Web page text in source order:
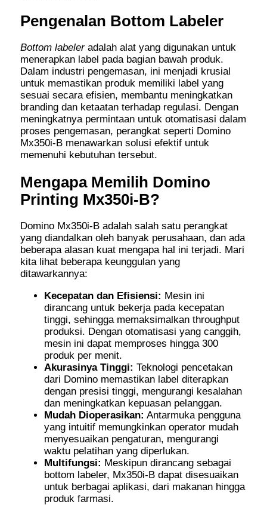
Pengenalan Bottom Labeler
Bottom labeleradalah alat yang digunakan untuk
menerapkan label pada bagian bawah produk.
Dalam industri pengemasan, ini menjadi krusial
untuk memastikan produk memiliki label yang
sesuai secara efisien, membantu meningkatkan
branding dan ketaatan terhadap regulasi. Dengan
meningkatnya permintaan untuk otomatisasi dalam
proses pengemasan, perangkat seperti Domino
Mx350i-B menawarkan solusi efektif untuk
memenuhi kebutuhan tersebut.
Mengapa Memilih Domino
Printing Mx350i-B?
Domino Mx350i-B adalah salah satu perangkat
yang diandalkan oleh banyak perusahaan, dan ada
beberapa alasan kuat mengapa hal ini terjadi. Mari
kita lihat beberapa keunggulan yang
ditawarkannya:
Kecepatan dan Efisiensi: Mesin ini
dirancang untuk bekerja pada kecepatan
tinggi, sehingga memaksimalkan throughput
produksi. Dengan otomatisasi yang canggih,
mesin ini dapat memproses hingga 300
produk per menit.
Akurasinya Tinggi: Teknologi pencetakan
dari Domino memastikan label diterapkan
dengan presisi tinggi, mengurangi kesalahan
dan meningkatkan kepuasan pelanggan.
Mudah Dioperasikan: Antarmuka pengguna
yang intuitif memungkinkan operator mudah
menyesuaikan pengaturan, mengurangi
waktu pelatihan yang diperlukan.
Multifungsi: Meskipun dirancang sebagai
bottom labeler, Mx350i-B dapat disesuaikan
untuk berbagai aplikasi, dari makanan hingga
produk farmasi.